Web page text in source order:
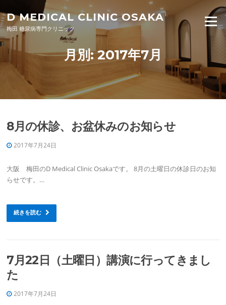
Skip to content
D MEDICAL CLINIC OSAKA
梅田 糖尿病専門クリニック
Menu
月別: 2017年7月
8月の休診、お盆休みのお知らせ
2017年7月24日
大阪 梅田のD Medical Clinic Osakaです。 8月の土曜日の休診日のお知
らせです。…
続きを読む
7月22日（土曜日）講演に行ってきまし
た
2017年7月24日